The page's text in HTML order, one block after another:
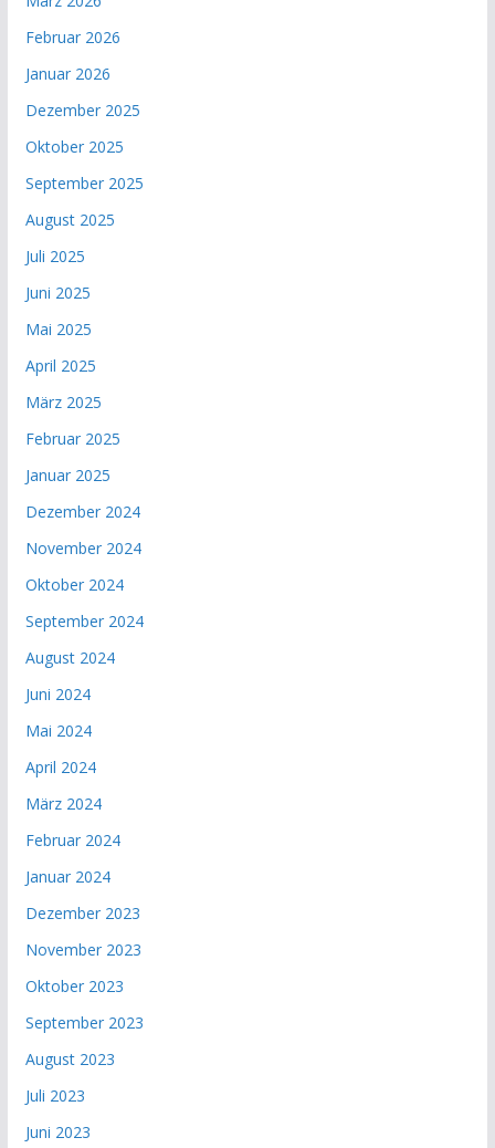
Februar 2026
Januar 2026
Dezember 2025
Oktober 2025
September 2025
August 2025
Juli 2025
Juni 2025
Mai 2025
April 2025
März 2025
Februar 2025
Januar 2025
Dezember 2024
November 2024
Oktober 2024
September 2024
August 2024
Juni 2024
Mai 2024
April 2024
März 2024
Februar 2024
Januar 2024
Dezember 2023
November 2023
Oktober 2023
September 2023
August 2023
Juli 2023
Juni 2023